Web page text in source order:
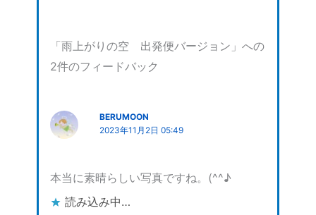
「雨上がりの空 出発便バージョン」への
2件のフィードバック
BERUMOON
2023年11月2日 05:49
本当に素晴らしい写真ですね。(^^♪
読み込み中…